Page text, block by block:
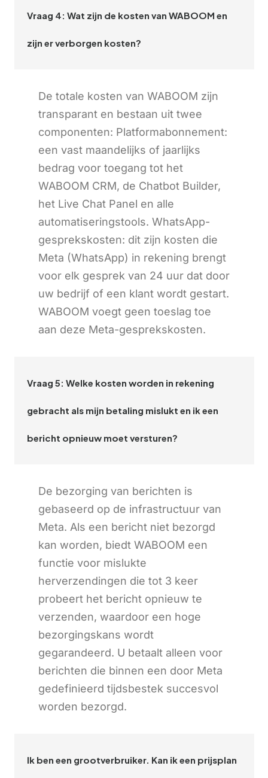
Vraag 4: Wat zijn de kosten van WABOOM en
zijn er verborgen kosten?
De totale kosten van WABOOM zijn
transparant en bestaan uit twee
componenten: Platformabonnement:
een vast maandelijks of jaarlijks
bedrag voor toegang tot het
WABOOM CRM, de Chatbot Builder,
het Live Chat Panel en alle
automatiseringstools. WhatsApp-
gesprekskosten: dit zijn kosten die
Meta (WhatsApp) in rekening brengt
voor elk gesprek van 24 uur dat door
uw bedrijf of een klant wordt gestart.
WABOOM voegt geen toeslag toe
aan deze Meta-gesprekskosten.
Vraag 5: Welke kosten worden in rekening
gebracht als mijn betaling mislukt en ik een
bericht opnieuw moet versturen?
De bezorging van berichten is
gebaseerd op de infrastructuur van
Meta. Als een bericht niet bezorgd
kan worden, biedt WABOOM een
functie voor mislukte
herverzendingen die tot 3 keer
probeert het bericht opnieuw te
verzenden, waardoor een hoge
bezorgingskans wordt
gegarandeerd. U betaalt alleen voor
berichten die binnen een door Meta
gedefinieerd tijdsbestek succesvol
worden bezorgd.
Ik ben een grootverbruiker. Kan ik een prijsplan